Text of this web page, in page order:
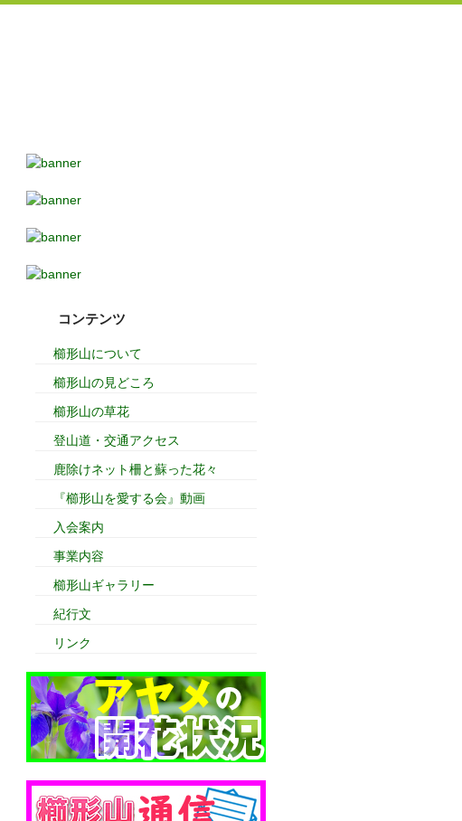
コンテンツ
櫛形山について
櫛形山の見どころ
櫛形山の草花
登山道・交通アクセス
鹿除けネット柵と蘇った花々
『櫛形山を愛する会』動画
入会案内
事業内容
櫛形山ギャラリー
紀行文
リンク